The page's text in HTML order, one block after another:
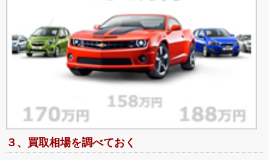
３、買取相場を調べておく